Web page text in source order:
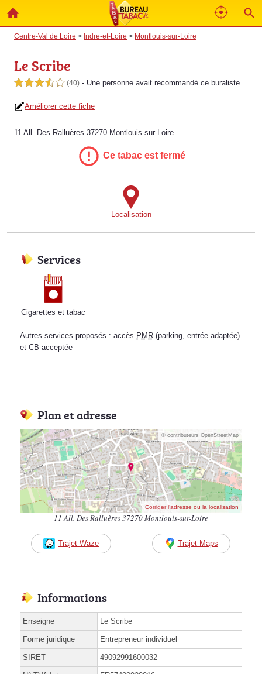
Centre-Val de Loire > Indre-et-Loire > Montlouis-sur-Loire
Le Scribe
3,5 étoiles sur 5 (40) - Une personne avait recommandé ce buraliste.
Améliorer cette fiche
11 All. Des Ralluères 37270 Montlouis-sur-Loire
Ce tabac est fermé
Localisation
Services
Cigarettes et tabac
Autres services proposés : accès PMR (parking, entrée adaptée)
et CB acceptée
Plan et adresse
© contributeurs OpenStreetMap
Corriger l’adresse ou la localisation
11 All. Des Ralluères 37270 Montlouis-sur-Loire
Trajet Waze Trajet Maps
Informations
Enseigne Le Scribe
Forme juridique Entrepreneur individuel
SIRET 49092991600032